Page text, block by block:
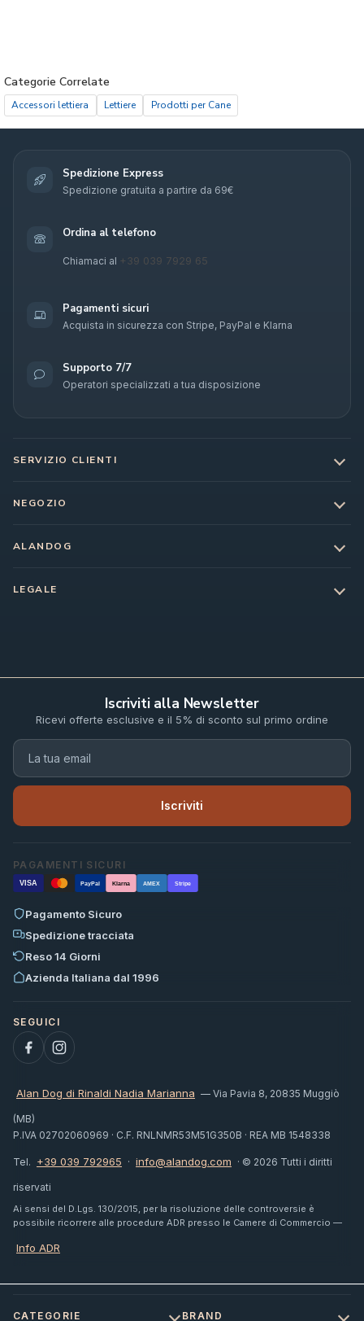
Categorie Correlate
Accessori lettiera Lettiere Prodotti per Cane
Spedizione Express
Spedizione gratuita a partire da 69€
Ordina al telefono
Chiamaci al +39 039 7929 65
Pagamenti sicuri
Acquista in sicurezza con Stripe, PayPal e Klarna
Supporto 7/7
Operatori specializzati a tua disposizione
SERVIZIO CLIENTI
NEGOZIO
ALANDOG
LEGALE
Iscriviti alla Newsletter
Ricevi offerte esclusive e il 5% di sconto sul primo ordine
Iscriviti
PAGAMENTI SICURI
VISA PayPal Klarna AMEX Stripe
Pagamento Sicuro
Spedizione tracciata
Reso 14 Giorni
Azienda Italiana dal 1996
Alan Dog di Rinaldi Nadia Marianna — Via Pavia 8, 20835 Muggiò
(MB)
P.IVA 02702060969 · C.F. RNLNMR53M51G350B · REA MB 1548338
Tel. +39 039 792965 · info@alandog.com · © 2026 Tutti i diritti
riservati
Ai sensi del D.Lgs. 130/2015, per la risoluzione delle controversie è
possibile ricorrere alle procedure ADR presso le Camere di Commercio —
Info ADR
CATEGORIE BRAND